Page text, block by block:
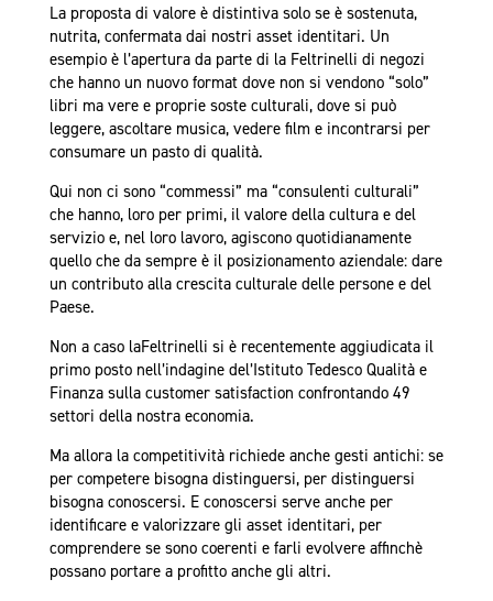
La proposta di valore è distintiva solo se è sostenuta,
nutrita, confermata dai nostri asset identitari. Un
esempio è l’apertura da parte di la Feltrinelli di negozi
che hanno un nuovo format dove non si vendono “solo”
libri ma vere e proprie soste culturali, dove si può
leggere, ascoltare musica, vedere film e incontrarsi per
consumare un pasto di qualità.
Qui non ci sono “commessi” ma “consulenti culturali”
che hanno, loro per primi, il valore della cultura e del
servizio e, nel loro lavoro, agiscono quotidianamente
quello che da sempre è il posizionamento aziendale: dare
un contributo alla crescita culturale delle persone e del
Paese.
Non a caso laFeltrinelli si è recentemente aggiudicata il
primo posto nell’indagine del’Istituto Tedesco Qualità e
Finanza sulla customer satisfaction confrontando 49
settori della nostra economia.
Ma allora la competitività richiede anche gesti antichi: se
per competere bisogna distinguersi, per distinguersi
bisogna conoscersi. E conoscersi serve anche per
identificare e valorizzare gli asset identitari, per
comprendere se sono coerenti e farli evolvere affinchè
possano portare a profitto anche gli altri.